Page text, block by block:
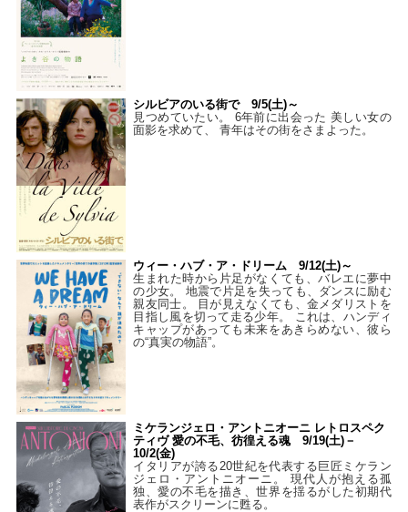
シルビアのいる街で 9/5(土)～
見つめていたい。 6年前に出会った 美しい女の
面影を求めて、 青年はその街をさまよった。
ウィー・ハブ・ア・ドリーム 9/12(土)～
生まれた時から片足がなくても、バレエに夢中
の少女。 地震で片足を失っても、ダンスに励む
親友同士。 目が見えなくても、金メダリストを
目指し風を切って走る少年。 これは、ハンディ
キャップがあっても未来をあきらめない、彼ら
の“真実の物語”。
ミケランジェロ・アントニオーニ レトロスペク
ティヴ 愛の不毛、彷徨える魂 9/19(土)－
10/2(金)
イタリアが誇る20世紀を代表する巨匠ミケラン
ジェロ・アントニオーニ。 現代人が抱える孤
独、愛の不毛を描き、世界を揺るがした初期代
表作がスクリーンに甦る。